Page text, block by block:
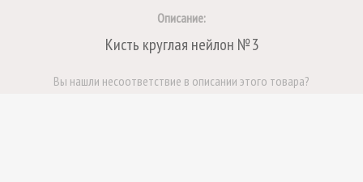
Описание:
Кисть круглая нейлон №3
Вы нашли несоответствие в описании этого товара?